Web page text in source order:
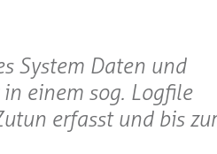
System Daten und
einem sog. Logfile
erfasst und bis zur